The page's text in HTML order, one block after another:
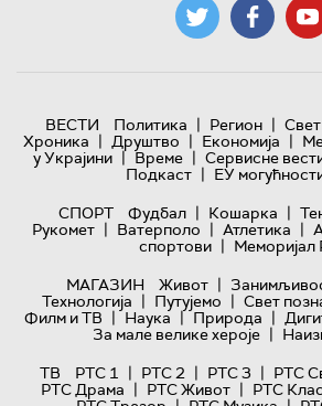
ВЕСТИ Политика | Регион | Свет
Хроника | Друштво | Економија |
у Украјини | Време | Сервисне
Подкаст | ЕУ
СПОРТ
Фудбал | Кошарка |
Рукомет | Ватерполо | Атлетика |
спортови | Меморијал
МАГАЗИН
Живот |
Технологијa | Путујемо | Свет
Филм и ТВ | Наука | Природа |
За мале велике хероје |
ТВ
РТС 1 | РТС 2 | РТС 3 | РТС
РТС Драма | РТС Живот | РТС